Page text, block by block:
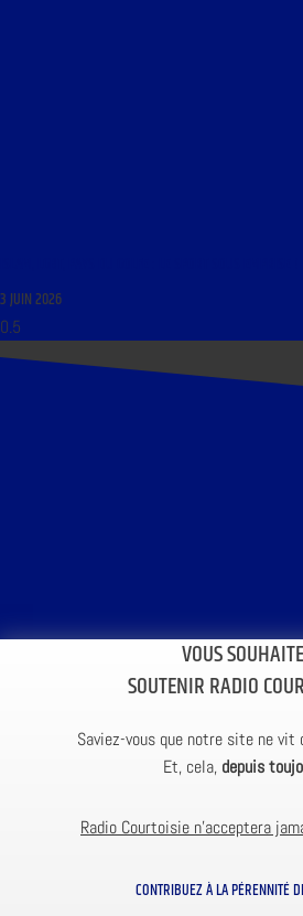
3 JUIN 2026
VOUS
SOUTENIR RADIO
Saviez-vous que notre site ne vit
Et, cela, depuis
Radio Courtoisie n’acceptera
CONTRIBUEZ À LA PÉRENNITÉ